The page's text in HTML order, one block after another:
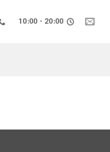
20:00 - 10:00